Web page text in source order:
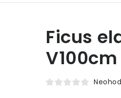
Ficus
V100cm